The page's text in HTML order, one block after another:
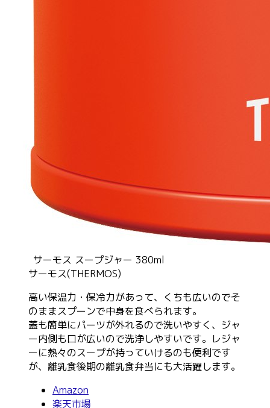
サーモス スープジャー 380ml
サーモス(THERMOS)
高い保温力・保冷力があって、くちも広いのでそ
のままスプーンで中身を食べられます。
蓋も簡単にパーツが外れるので洗いやすく、ジャ
ー内側も口が広いので洗浄しやすいです。レジャ
ーに熱々のスープが持っていけるのも便利です
が、離乳食後期の離乳食弁当にも大活躍します。
Amazon
楽天市場